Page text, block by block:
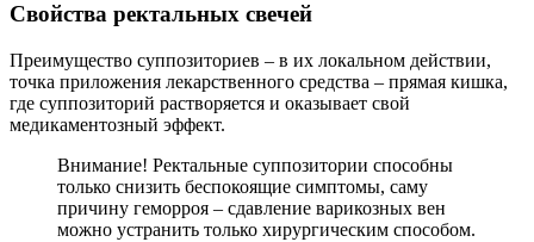
Свойства ректальных свечей
Преимущество суппозиториев – в их локальном действии,
точка приложения лекарственного средства – прямая кишка,
где суппозиторий растворяется и оказывает свой
медикаментозный эффект.
Внимание! Ректальные суппозитории способны
только снизить беспокоящие симптомы, саму
причину геморроя – сдавление варикозных вен
можно устранить только хирургическим способом.